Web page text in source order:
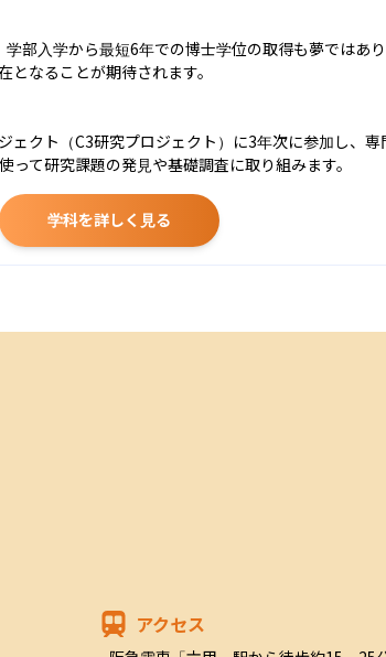
部入学から最短6年での博士学位の取得も夢ではあ
なることが期待されます。
ェクト（C3研究プロジェクト）に3年次に参加し、
て研究課題の発見や基礎調査に取り組みます。
学科を詳しく見る
アクセス